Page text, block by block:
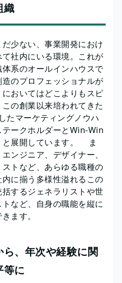
織
少ない、事業開発におけ
社内にいる環境。これが
系のオールインハウスで
のプロフェッショナルが
おいてはどこよりもスピ
の創業以来培われてきた
たマーケティングノウハ
ークホルダーとWin-Win
と展開しています。 ま
ンジニア、デザイナー、
トなど、あらゆる職種の
に揃う多様性溢れるこの
するジェネラリストや世
など、自身の職能を縦に
ます。
、年次や経験に関
等に